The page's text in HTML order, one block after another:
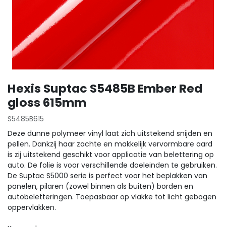
Hexis Suptac S5485B Ember Red
gloss 615mm
S5485B615
Deze dunne polymeer vinyl laat zich uitstekend snijden en
pellen. Dankzij haar zachte en makkelijk vervormbare aard
is zij uitstekend geschikt voor applicatie van belettering op
auto. De folie is voor verschillende doeleinden te gebruiken.
De Suptac S5000 serie is perfect voor het beplakken van
panelen, pilaren (zowel binnen als buiten) borden en
autobeletteringen. Toepasbaar op vlakke tot licht gebogen
oppervlakken.